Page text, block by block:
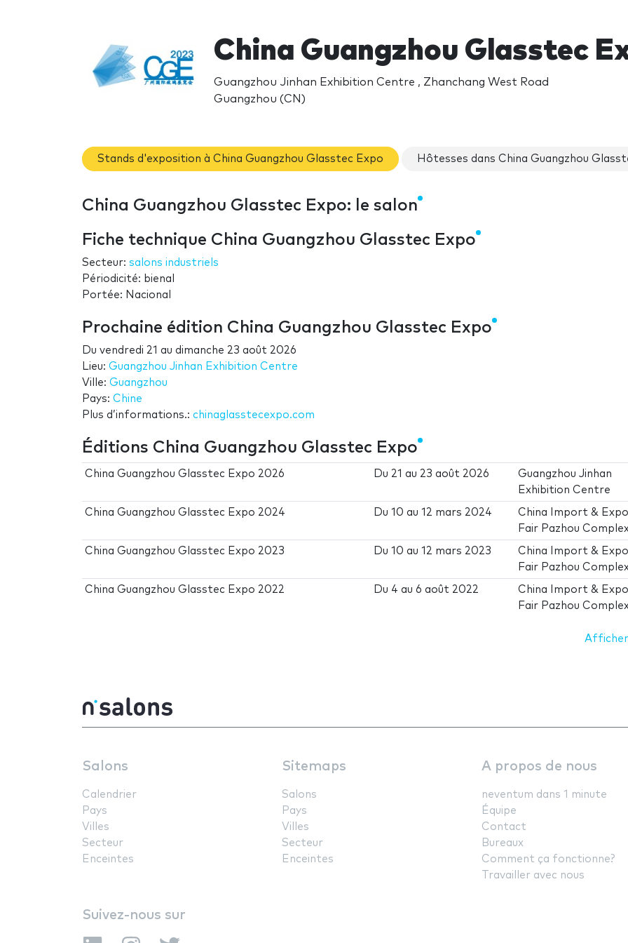
China Guangzhou Glasstec
Guangzhou Jinhan Exhibition Centre , Zhanchang West Road
Guangzhou (CN)
Stands d'exposition à China Guangzhou Glasstec Expo Hôtesses dans China Guangzhou
China Guangzhou Glasstec Expo: le salon
Fiche technique China Guangzhou Glasstec Expo
Secteur: salons industriels
Périodicité: bienal
Portée: Nacional
Prochaine édition China Guangzhou Glasstec Expo
Du vendredi 21 au dimanche 23 août 2026
Lieu: Guangzhou Jinhan Exhibition Centre
Ville: Guangzhou
Pays: Chine
Plus d’informations.: chinaglasstecexpo.com
Éditions China Guangzhou Glasstec Expo
China Guangzhou Glasstec Expo 2026 Du 21 au 23 août 2026
Guangzhou Jinhan
Exhibition Centre
China Guangzhou Glasstec Expo 2024 Du10 au12 mars 2024
China Import &
Fair Pazhou
China Guangzhou Glasstec Expo 2023 Du10 au12 mars 2023
China Import &
Fair Pazhou
China Guangzhou Glasstec Expo 2022 Du 4 au6 août 2022
China Import &
Fair Pazhou
Salons
Calendrier
Pays
Villes
Secteur
Enceintes
Sitemaps
Salons
Pays
Villes
Secteur
Enceintes
A propos de nous
neventum dans 1 minute
Équipe
Contact
Bureaux
Comment ça fonctionne?
Travailler avec nous
Suivez-nous sur